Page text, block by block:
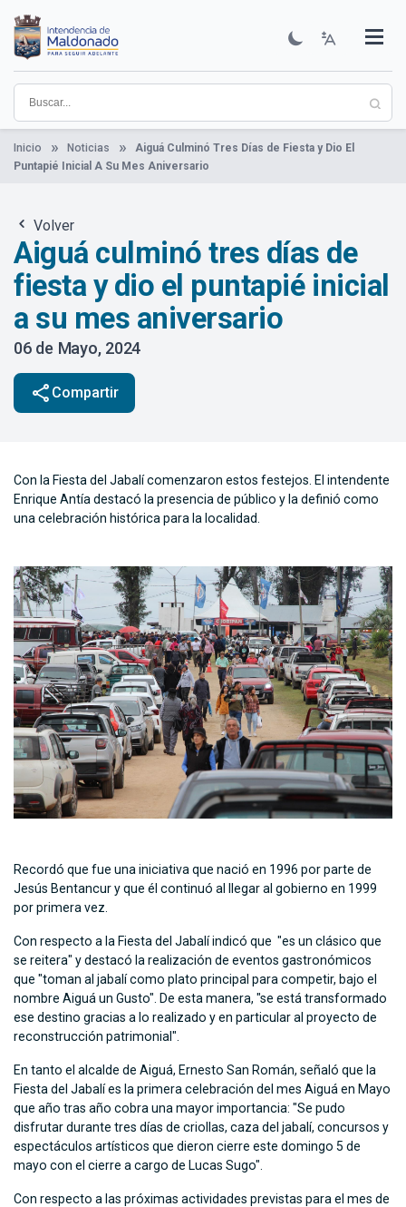
contenido
principal
Institucional
Municipios
Descubre Maldonado
Comunicación
Servicios
Guía De Trámites
Ver Noticias
Inicio Noticias
Aiguá Culminó Tres Días de Fiesta y Dio El
Puntapié Inicial A Su Mes Aniversario
Volver
Aiguá culminó tres días de
fiesta y dio el puntapié inicial
a su mes aniversario
06 de Mayo, 2024
share Compartir
Con la Fiesta del Jabalí comenzaron estos festejos. El intendente
Enrique Antía destacó la presencia de público y la definió como
una celebración histórica para la localidad.
Recordó que fue una iniciativa que nació en 1996 por parte de
Jesús Bentancur y que él continuó al llegar al gobierno en 1999
por primera vez.
Con respecto a la Fiesta del Jabalí indicó que "es un clásico que
se reitera" y destacó la realización de eventos gastronómicos
que "toman al jabalí como plato principal para competir, bajo el
nombre Aiguá un Gusto". De esta manera, "se está transformado
ese destino gracias a lo realizado y en particular al proyecto de
reconstrucción patrimonial".
En tanto el alcalde de Aiguá, Ernesto San Román, señaló que la
Fiesta del Jabalí es la primera celebración del mes Aiguá en Mayo
que año tras año cobra una mayor importancia: "Se pudo
disfrutar durante tres días de criollas, caza del jabalí, concursos y
espectáculos artísticos que dieron cierre este domingo 5 de
mayo con el cierre a cargo de Lucas Sugo".
Con respecto a las próximas actividades previstas para el mes de